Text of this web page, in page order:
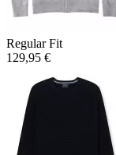
Regular Fit
129,95 €